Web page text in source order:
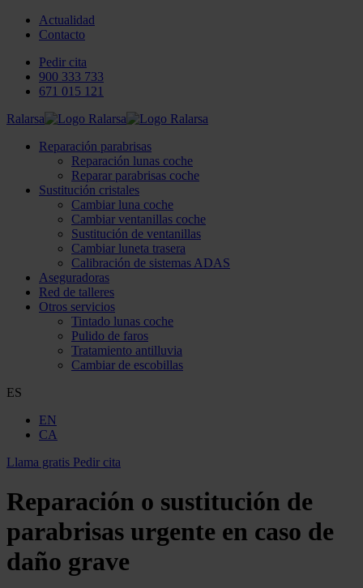
Actualidad
Contacto
Pedir cita
900 333 733
671 015 121
Ralarsa
Reparación parabrisas
Reparación lunas coche
Reparar parabrisas coche
Sustitución cristales
Cambiar luna coche
Cambiar ventanillas coche
Sustitución de ventanillas
Cambiar luneta trasera
Calibración de sistemas ADAS
Aseguradoras
Red de talleres
Otros servicios
Tintado lunas coche
Pulido de faros
Tratamiento antilluvia
Cambiar de escobillas
ES
EN
CA
Llama gratis Pedir cita
Reparación o sustitución de
parabrisas urgente en caso de
daño grave